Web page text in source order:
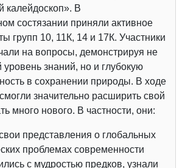
калейдоскоп». В
состязании приняли активное
групп 10, 11К, 14 и 17К. Участники
на вопросы, демонстрируя не
уровень знаний, но и глубокую
в сохранении природы. В ходе
значительно расширить свой
много нового. В частности, они:
представления о глобальных
проблемах современности
с мудростью предков, узнали